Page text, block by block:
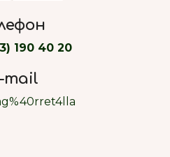
190 40 20
mail